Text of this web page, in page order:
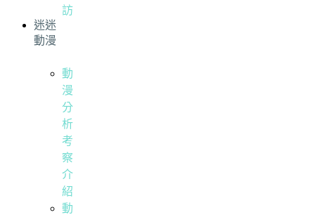
訪
迷迷
動漫
動
漫
分
析
考
察
介
紹
動